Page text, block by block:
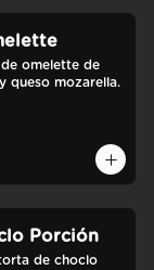
omelette de
queso mozarella.
Porción
de choclo